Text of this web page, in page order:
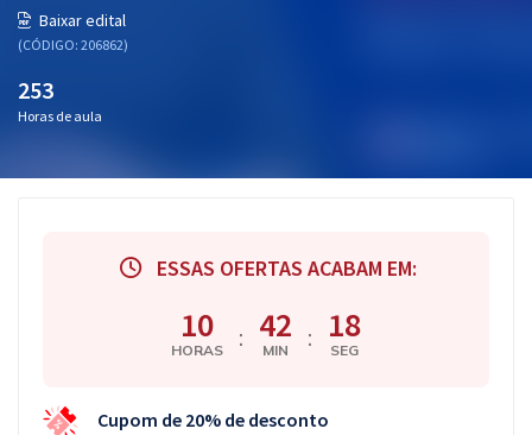
Aprovados
Atendimento
Baixar edital
(CÓDIGO: 206862)
253
Horas de aula
ESSAS OFERTAS ACABAM EM:
10
HORAS : 42
MIN : 18
SEG
Cupom de 20% de desconto